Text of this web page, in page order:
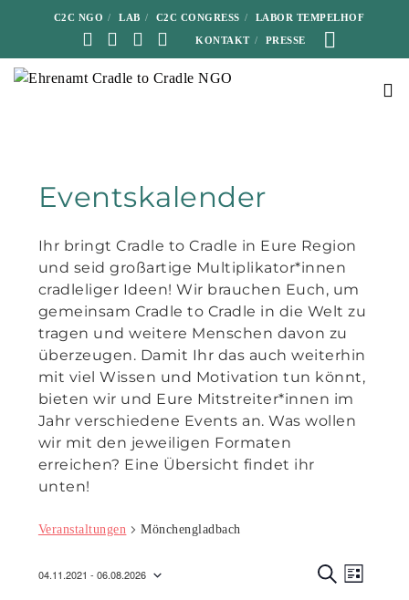
C2C NGO LAB C2C CONGRESS LABOR TEMPELHOF
KONTAKT PRESSE
Eventskalender
Ihr bringt Cradle to Cradle in Eure Region
und seid großartige Multiplikator*innen
cradleliger Ideen! Wir brauchen Euch, um
gemeinsam Cradle to Cradle in die Welt zu
tragen und weitere Menschen davon zu
überzeugen. Damit Ihr das auch weiterhin
mit viel Wissen und Motivation tun könnt,
bieten wir und Eure Mitstreiter*innen im
Jahr verschiedene Events an. Was wollen
wir mit den jeweiligen Formaten
erreichen? Eine Übersicht findet ihr
unten!
Veranstaltungen Mönchengladbach
04.11.2021 - 06.08.2026